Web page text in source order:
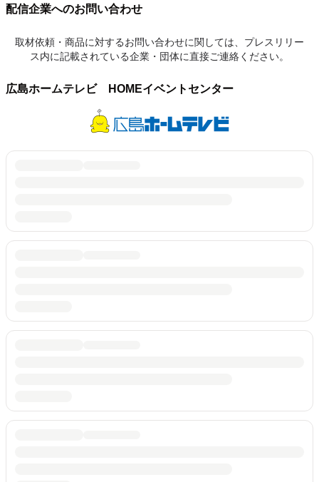
配信企業へのお問い合わせ
取材依頼・商品に対するお問い合わせに関しては、プレスリリー
ス内に記載されている企業・団体に直接ご連絡ください。
広島ホームテレビ HOMEイベントセンター